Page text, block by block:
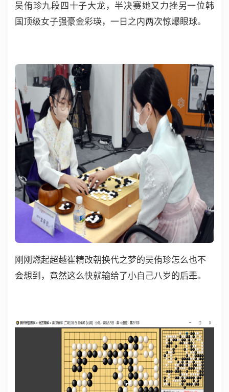
吴侑珍九段四十子大龙，半决赛她又力挫另一位韩
国顶级女子强豪金彩瑛，一日之内两次惊爆眼球。
刚刚燃起超越崔精改朝换代之梦的吴侑珍怎么也不
会想到，竟然这么快就输给了小自己八岁的后辈。